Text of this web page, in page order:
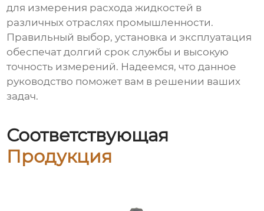
для измерения расхода жидкостей в
различных отраслях промышленности.
Правильный выбор, установка и эксплуатация
обеспечат долгий срок службы и высокую
точность измерений. Надеемся, что данное
руководство поможет вам в решении ваших
задач.
Соответствующая
Продукция